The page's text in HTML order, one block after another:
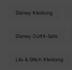
Disney Kleidung
Disney Outfit-Sets
Lilo & Stitch Kleidung